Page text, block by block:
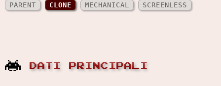
PARENT
CLONE MECHANICAL SCREENLESS
DATI PRINCIPALI